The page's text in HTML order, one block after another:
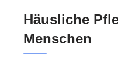
Häusliche
Menschen